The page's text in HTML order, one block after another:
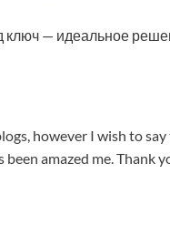
ключ — идеальное
however I wish to
amazed me. Thank